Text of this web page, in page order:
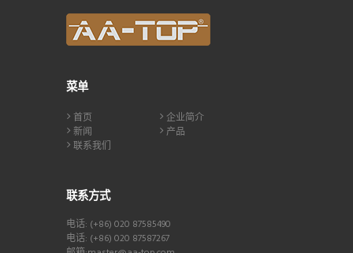
菜单
首页
企业简介
新闻
产品
联系我们
联系方式
电话: (+86) 020 87585490
电话: (+86) 020 87587267